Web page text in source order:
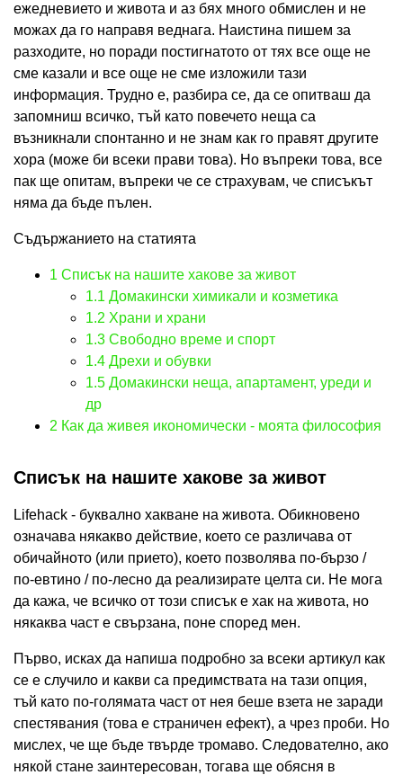
ежедневието и живота и аз бях много обмислен и не
можах да го направя веднага. Наистина пишем за
разходите, но поради постигнатото от тях все още не
сме казали и все още не сме изложили тази
информация. Трудно е, разбира се, да се опитваш да
запомниш всичко, тъй като повечето неща са
възникнали спонтанно и не знам как го правят другите
хора (може би всеки прави това). Но въпреки това, все
пак ще опитам, въпреки че се страхувам, че списъкът
няма да бъде пълен.
Съдържанието на статията
1 Списък на нашите хакове за живот
1.1 Домакински химикали и козметика
1.2 Храни и храни
1.3 Свободно време и спорт
1.4 Дрехи и обувки
1.5 Домакински неща, апартамент, уреди и
др
2 Как да живея икономически - моята философия
Списък на нашите хакове за живот
Lifehack - буквално хакване на живота. Обикновено
означава някакво действие, което се различава от
обичайното (или прието), което позволява по-бързо /
по-евтино / по-лесно да реализирате целта си. Не мога
да кажа, че всичко от този списък е хак на живота, но
някаква част е свързана, поне според мен.
Първо, исках да напиша подробно за всеки артикул как
се е случило и какви са предимствата на тази опция,
тъй като по-голямата част от нея беше взета не заради
спестявания (това е страничен ефект), а чрез проби. Но
мислех, че ще бъде твърде тромаво. Следователно, ако
някой стане заинтересован, тогава ще обясня в